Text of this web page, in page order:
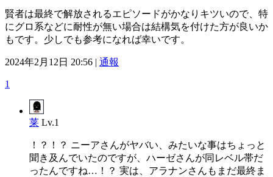
賢者は最終で解放されるエピソードがかなりキツいので、特
にグロ系などに耐性が無い場合は結構気を付けた方が良いか
もです。少しでも参考になれば幸いです。
2024年2月12日 20:56 | 通報
1
莱 Lv.1
！？！？ ニーアさんがヤバい、みたいな事はちょっと
聞き及んでいたのですが、ハーゼさんが同レベル帯だ
ったんですね…！？ 実は、アラナンさんもまだ最終ま